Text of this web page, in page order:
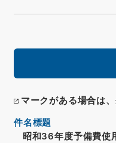
マークがある場合は
件名標題
昭和36年度予備費使